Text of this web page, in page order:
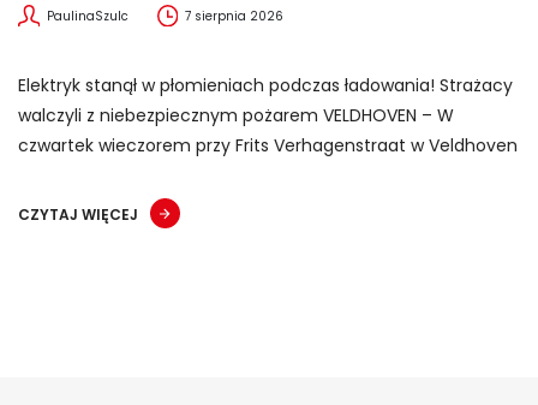
PaulinaSzulc 7 sierpnia 2026
Elektryk stanął w płomieniach podczas ładowania! Strażacy
walczyli z niebezpiecznym pożarem VELDHOVEN – W
czwartek wieczorem przy Frits Verhagenstraat w Veldhoven
CZYTAJ WIĘCEJ